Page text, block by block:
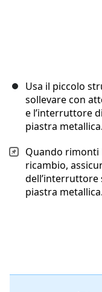
Usa il piccolo
sollevare con
e l’interruttore
piastra metallica.
Quando rimonti
ricambio,
dell’interruttore
piastra metallica.